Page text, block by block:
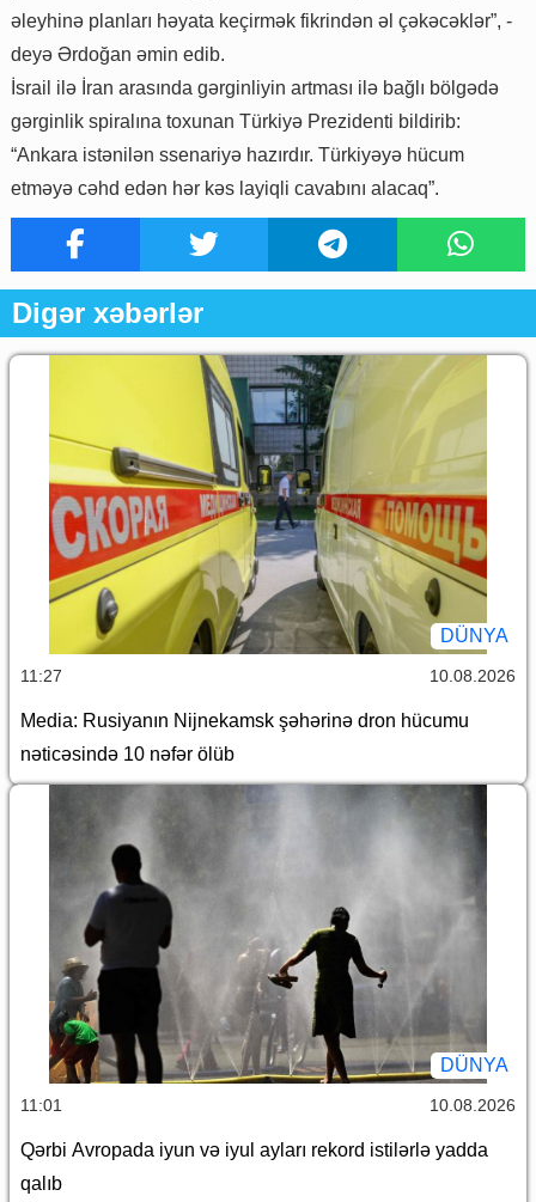
əleyhinə planları həyata keçirmək fikrindən əl çəkəcəklər”, -
deyə Ərdoğan əmin edib.
İsrail ilə İran arasında gərginliyin artması ilə bağlı bölgədə
gərginlik spiralına toxunan Türkiyə Prezidenti bildirib:
“Ankara istənilən ssenariyə hazırdır. Türkiyəyə hücum
etməyə cəhd edən hər kəs layiqli cavabını alacaq”.
Digər xəbərlər
DÜNYA
11:27 10.08.2026
Media: Rusiyanın Nijnekamsk şəhərinə dron hücumu
nəticəsində 10 nəfər ölüb
DÜNYA
11:01 10.08.2026
Qərbi Avropada iyun və iyul ayları rekord istilərlə yadda
qalıb